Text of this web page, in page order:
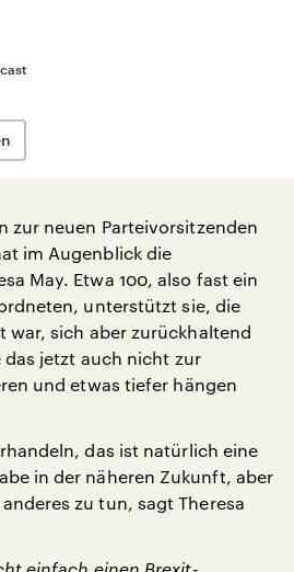
zur neuen Parteivorsitzenden
im Augenblick die
May. Etwa 100, also fast ein
unterstützt sie, die
war, sich aber zurückhaltend
jetzt auch nicht zur
und etwas tiefer hängen
das ist natürlich eine
in der näheren Zukunft, aber
zu tun, sagt Theresa